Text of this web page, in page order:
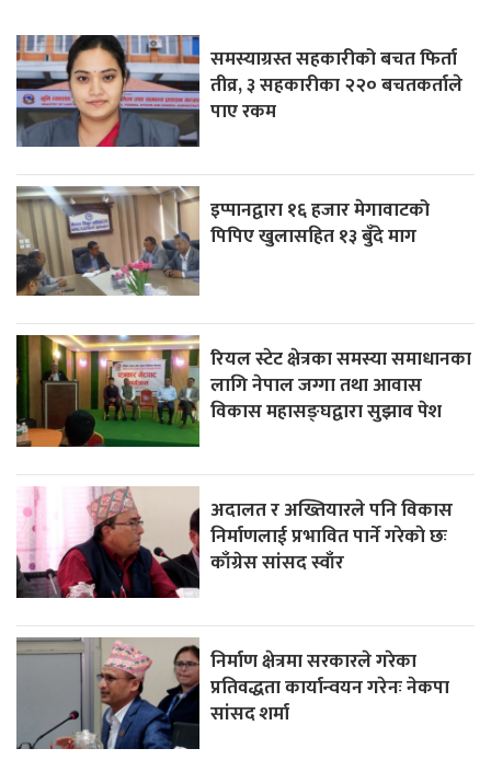
समस्याग्रस्त सहकारीको बचत फिर्ता
तीव्र, ३ सहकारीका २२० बचतकर्ताले
पाए रकम
इप्पानद्वारा १६ हजार मेगावाटको
पिपिए खुलासहित १३ बुँदे माग
रियल स्टेट क्षेत्रका समस्या समाधानका
लागि नेपाल जग्गा तथा आवास
विकास महासङ्घद्वारा सुझाव पेश
अदालत र अख्तियारले पनि विकास
निर्माणलाई प्रभावित पार्ने गरेकाे छः
काँग्रेस सांसद स्वाँर
निर्माण क्षेत्रमा सरकारले गरेका
प्रतिवद्धता कार्यान्वयन गरेनः नेकपा
सांसद शर्मा